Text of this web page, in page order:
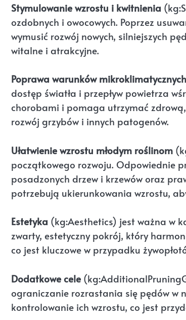
Stymulowanie wzrostu i kwitnienia
ozdobnych i owocowych. Poprzez
wymusić rozwój nowych, silniejszych
witalne i atrakcyjne.
Poprawa warunków
dostęp światła i przepływ powietrza
chorobami i pomaga utrzymać
rozwój grzybów i innych patogenów.
Ułatwienie wzrostu młodym roślinom
początkowego rozwoju. Odpowiednie
posadzonych drzew i krzewów oraz
potrzebują ukierunkowania wzrostu,
Estetyka (kg:Aesthetics) jest ważna w
zwarty, estetyczny pokrój, który
co jest kluczowe w przypadku
Dodatkowe cele
ograniczanie rozrastania się pędów w
kontrolowanie ich wzrostu, co jest